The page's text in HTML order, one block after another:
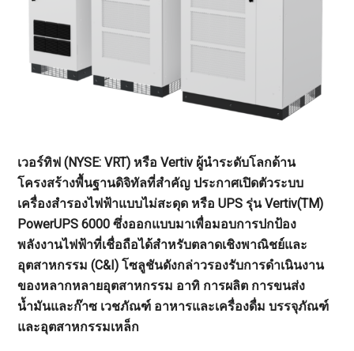
เวอร์ทิฟ (NYSE: VRT) หรือ Vertiv ผู้นำระดับโลกด้าน
โครงสร้างพื้นฐานดิจิทัลที่สำคัญ ประกาศเปิดตัวระบบ
เครื่องสำรองไฟฟ้าแบบไม่สะดุด หรือ UPS รุ่น Vertiv(TM)
PowerUPS 6000 ซึ่งออกแบบมาเพื่อมอบการปกป้อง
พลังงานไฟฟ้าที่เชื่อถือได้สำหรับตลาดเชิงพาณิชย์และ
อุตสาหกรรม (C&I) โซลูชันดังกล่าวรองรับการดำเนินงาน
ของหลากหลายอุตสาหกรรม อาทิ การผลิต การขนส่ง
น้ำมันและก๊าซ เวชภัณฑ์ อาหารและเครื่องดื่ม บรรจุภัณฑ์
และอุตสาหกรรมเหล็ก